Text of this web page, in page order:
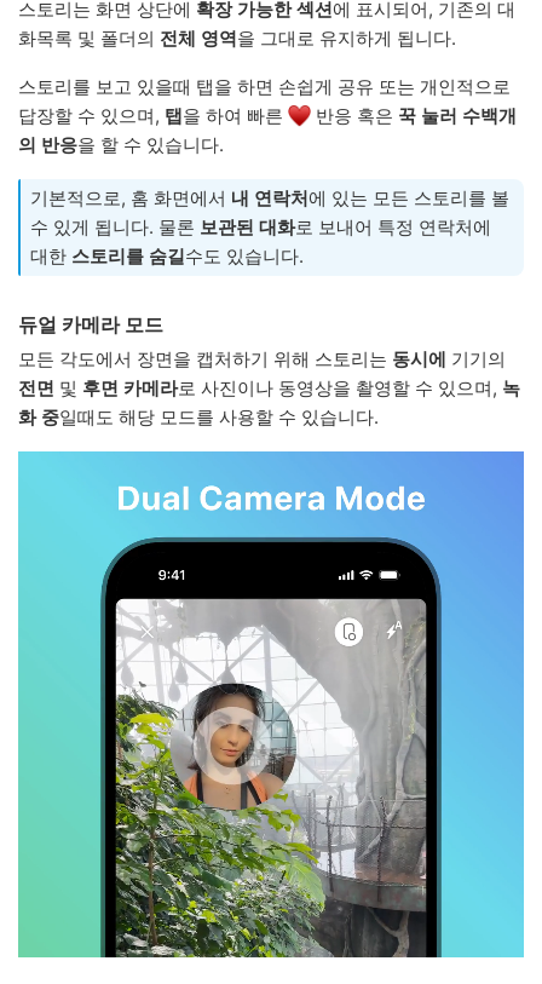
스토리는 화면 상단에 확장 가능한 섹션에 표시되어, 기존의 대
화목록 및 폴더의 전체 영역을 그대로 유지하게 됩니다.
스토리를 보고 있을때 탭을 하면 손쉽게 공유 또는 개인적으로
답장할 수 있으며, 탭을 하여 빠른 반응 혹은 꾹 눌러 수백개
의 반응을 할 수 있습니다.
기본적으로, 홈 화면에서 내 연락처에 있는 모든 스토리를 볼
수 있게 됩니다. 물론 보관된 대화로 보내어 특정 연락처에
대한 스토리를 숨길수도 있습니다.
듀얼 카메라 모드
모든 각도에서 장면을 캡처하기 위해 스토리는 동시에 기기의
전면 및 후면 카메라로 사진이나 동영상을 촬영할 수 있으며, 녹
화 중일때도 해당 모드를 사용할 수 있습니다.